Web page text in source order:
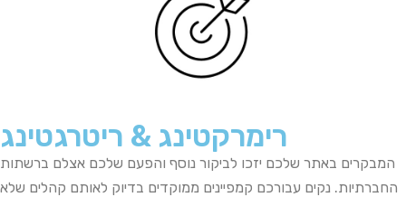
המבקרים באתר שלכם יזכו לביקור נוסף והפעם שלכם אצלם ברשתות
החברתיות. נקים עבורכם קמפיינים ממוקדים בדיוק לאותם קהלים שלא